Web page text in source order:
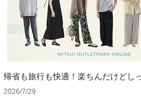
帰省も旅行も快適！楽ちんだけどし
オシャレウェア特集
2026/7/29